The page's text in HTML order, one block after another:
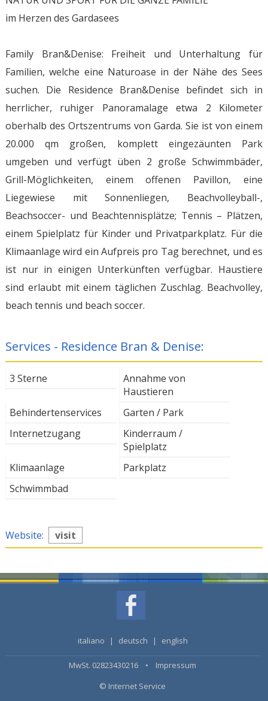
im Herzen des Gardasees
Family Bran&Denise: Freiheit und Unterhaltung für
Familien, welche eine Naturoase in der Nähe des Sees
suchen. Die Residence Bran&Denise befindet sich in
herrlicher, ruhiger Panoramalage etwa 2 Kilometer
oberhalb des Ortszentrums von Garda. Sie ist von einem
20.000 qm großen, komplett eingezäunten Park
umgeben und verfügt üben 2 große Schwimmbäder,
Grill-Möglichkeiten, einem offenen Pavillon, eine
Liegewiese mit Sonnenliegen, Beachvolleyball-,
Beachsoccer- und Beachtennisplätze; Tennis – Plätzen,
einem Spielplatz für Kinder und Privatparkplatz. Für die
Klimaanlage wird ein Aufpreis pro Tag berechnet, und es
ist nur in einigen Unterkünften verfügbar. Haustiere
sind erlaubt mit einem täglichen Zuschlag. Beachvolley,
beach tennis und beach soccer.
Services - Residence Bran & Denise:
3 Sterne
Annahme von
Haustieren
Behindertenservices
Garten / Park
Internetzugang
Kinderraum /
Spielplatz
Klimaanlage
Parkplatz
Schwimmbad
Website: visit
italiano | deutsch | english
MwSt. 02823430216 • Impressum
© Internet Service